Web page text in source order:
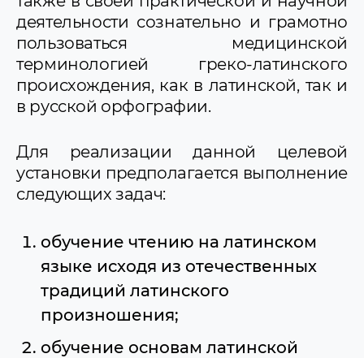
деятельности сознательно и грамотно
пользоваться медицинской
терминологией греко-латинского
происхождения, как в латинской, так и
в русской орфографии.
Для реализации данной целевой
установки предполагается выполнение
следующих задач:
обучение чтению на латинском
языке исходя из отечественных
традиций латинского
произношения;
обучение основам латинской